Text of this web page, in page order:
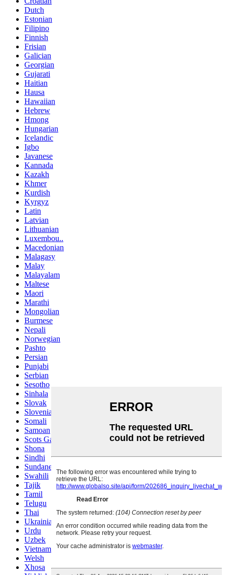
Dutch
Estonian
Filipino
Finnish
Frisian
Galician
Georgian
Gujarati
Haitian
Hausa
Hawaiian
Hebrew
Hmong
Hungarian
Icelandic
Igbo
Javanese
Kannada
Kazakh
Khmer
Kurdish
Kyrgyz
Latin
Latvian
Lithuanian
Luxembou..
Macedonian
Malagasy
Malay
Malayalam
Maltese
Maori
Marathi
Mongolian
Burmese
Nepali
Norwegian
Pashto
Persian
Punjabi
Serbian
Sesotho
Sinhala
Slovak
Slovenian
Somali
Samoan
Scots Gaelic
Shona
Sindhi
Sundanese
Swahili
Tajik
Tamil
Telugu
Thai
Ukrainian
Urdu
Uzbek
Vietnamese
Welsh
Xhosa